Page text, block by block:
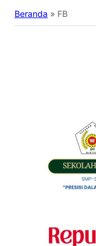
Beranda » FB